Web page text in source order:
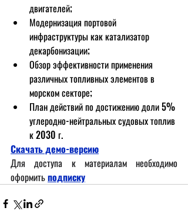
двигателей;
Модернизация портовой
инфраструктуры как катализатор
декарбонизации;
Обзор эффективности применения
различных топливных элементов в
морском секторе;
План действий по достижению доли 5%
углеродно-нейтральных судовых топлив
к 2030 г.
Скачать демо-версию
Для доступа к материалам необходимо
оформитьподписку